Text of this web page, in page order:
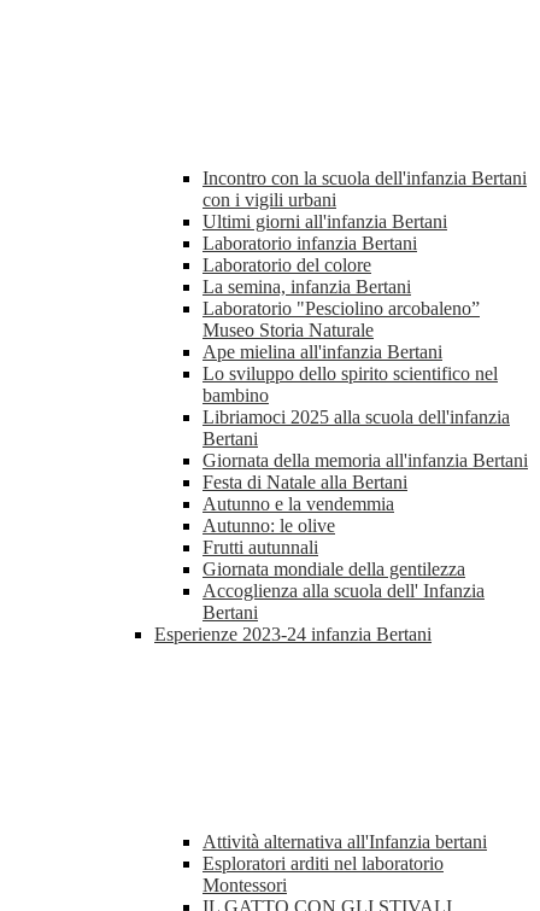
Incontro con la scuola dell'infanzia Bertani
con i vigili urbani
Ultimi giorni all'infanzia Bertani
Laboratorio infanzia Bertani
Laboratorio del colore
La semina, infanzia Bertani
Laboratorio "Pesciolino arcobaleno”
Museo Storia Naturale
Ape mielina all'infanzia Bertani
Lo sviluppo dello spirito scientifico nel
bambino
Libriamoci 2025 alla scuola dell'infanzia
Bertani
Giornata della memoria all'infanzia Bertani
Festa di Natale alla Bertani
Autunno e la vendemmia
Autunno: le olive
Frutti autunnali
Giornata mondiale della gentilezza
Accoglienza alla scuola dell' Infanzia
Bertani
Esperienze 2023-24 infanzia Bertani
Attività alternativa all'Infanzia bertani
Esploratori arditi nel laboratorio
Montessori